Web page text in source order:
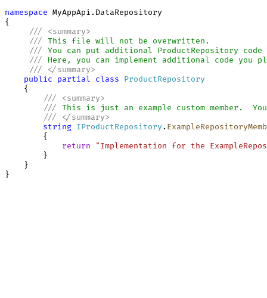
namespace MyAppApi.DataRepository
{
///
<summary>
///
This file will not be overwritten.
///
You can put additional ProductRepository
///
Here, you can implement additional code
///
</summary>
public
partial class
ProductRepository
{
///
<summary>
///
This is just an example custom member.
///
</summary>
string IProductRepository .
{
return
"Implementation for the
}
}